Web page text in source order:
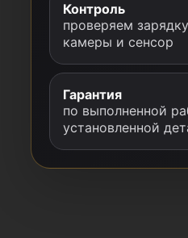
Контроль
проверяем
камеры и сенсор
Гарантия
по выполненной
установленной